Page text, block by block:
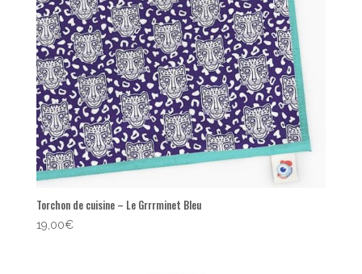
Torchon de cuisine – Le Grrrminet Bleu
19,00€